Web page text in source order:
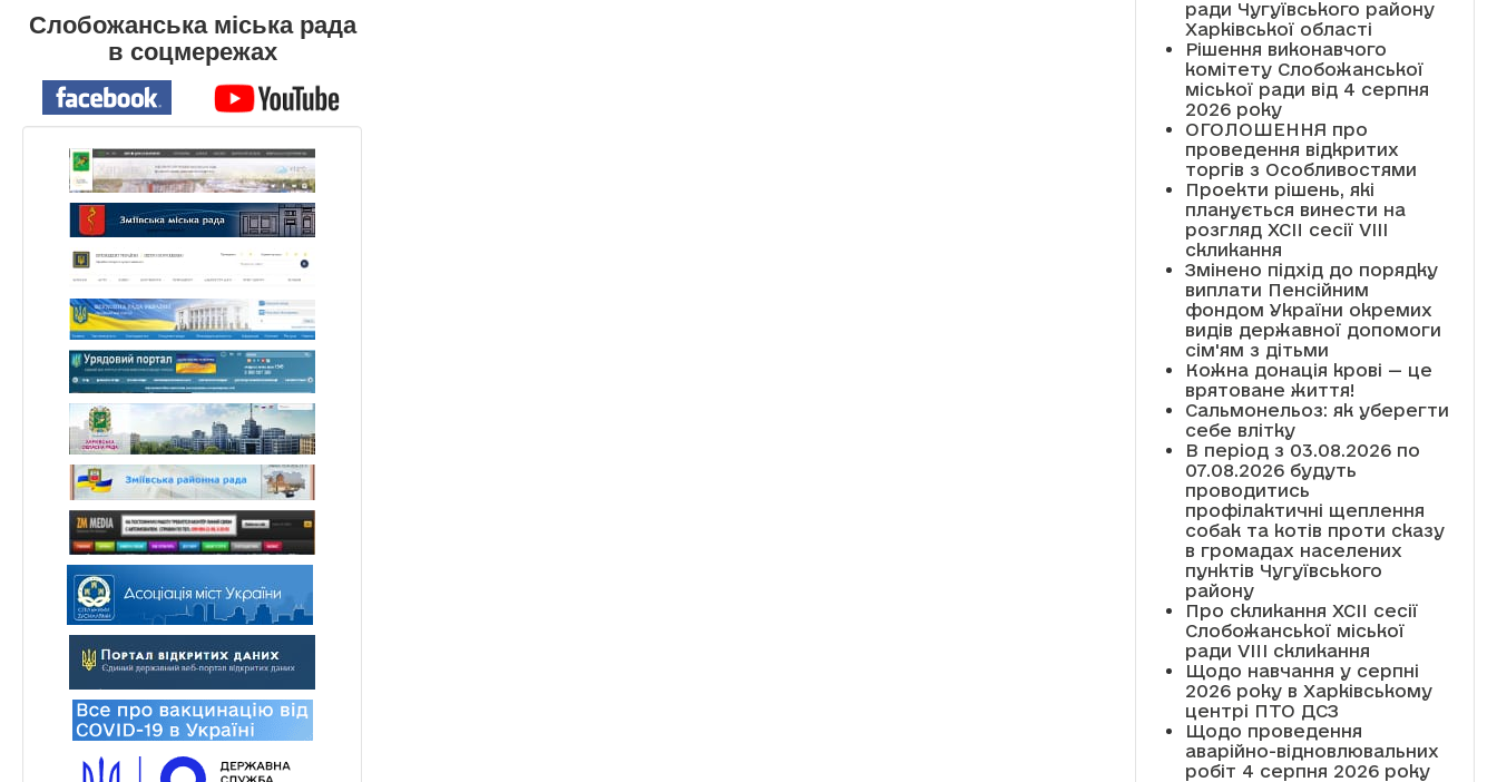
Слобожанська міська рада
в соцмережах
ради Чугуївського району
Харківської області
Рішення виконавчого
комітету Слобожанської
міської ради від 4 серпня
2026 року
ОГОЛОШЕННЯ про
проведення відкритих
торгів з Особливостями
Проекти рішень, які
планується винести на
розгляд XCII сесії VІІІ
скликання
Змінено підхід до порядку
виплати Пенсійним
фондом України окремих
видів державної допомоги
сім'ям з дітьми
Кожна донація крові — це
врятоване життя!
Сальмонельоз: як уберегти
себе влітку
В період з 03.08.2026 по
07.08.2026 будуть
проводитись
профілактичні щеплення
собак та котів проти сказу
в громадах населених
пунктів Чугуївського
району
Про скликання XCII сесії
Слобожанської міської
ради VIII скликання
Щодо навчання у серпні
2026 року в Харківському
центрі ПТО ДСЗ
Щодо проведення
аварійно-відновлювальних
робіт 4 серпня 2026 року